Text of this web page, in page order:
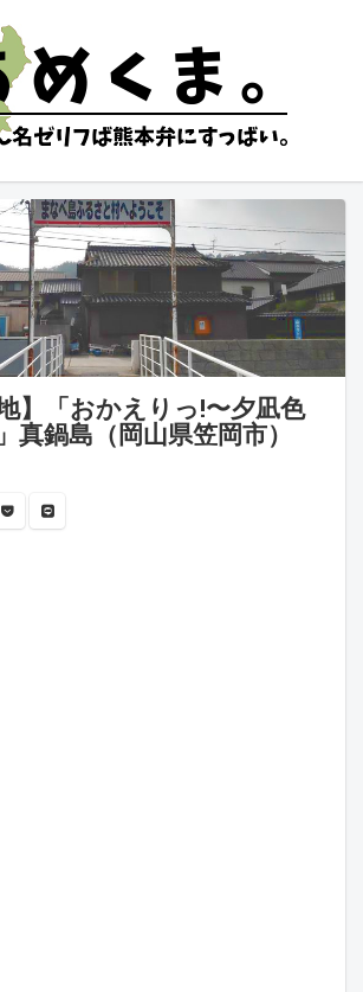
】「おかえりっ!〜夕凪色
真鍋島（岡山県笠岡市）